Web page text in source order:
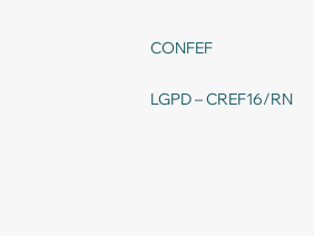
CONFEF
LGPD – CREF16/RN